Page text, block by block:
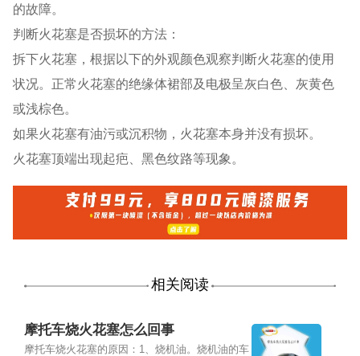
的故障。
判断火花塞是否损坏的方法：
拆下火花塞，根据以下的外观颜色观察判断火花塞的使用
状况。正常火花塞的绝缘体裙部及电极呈灰白色、灰黄色
或浅棕色。
如果火花塞有油污或沉积物，火花塞本身并没有损坏。
火花塞顶端出现起疤、黑色纹路等现象。
相关阅读
摩托车烧火花塞怎么回事
摩托车烧火花塞的原因：1、烧机油。烧机油的车